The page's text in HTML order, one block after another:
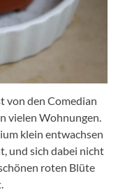
von den Comedian
vielen Wohnungen.
klein entwachsen
und sich dabei nicht
roten Blüte